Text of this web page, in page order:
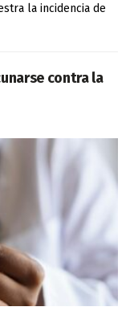
la incidencia de
contra la